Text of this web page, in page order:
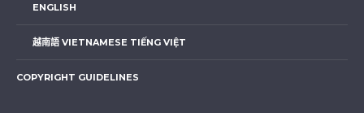
ENGLISH
越南語 VIETNAMESE TIẾNG VIỆT
COPYRIGHT GUIDELINES